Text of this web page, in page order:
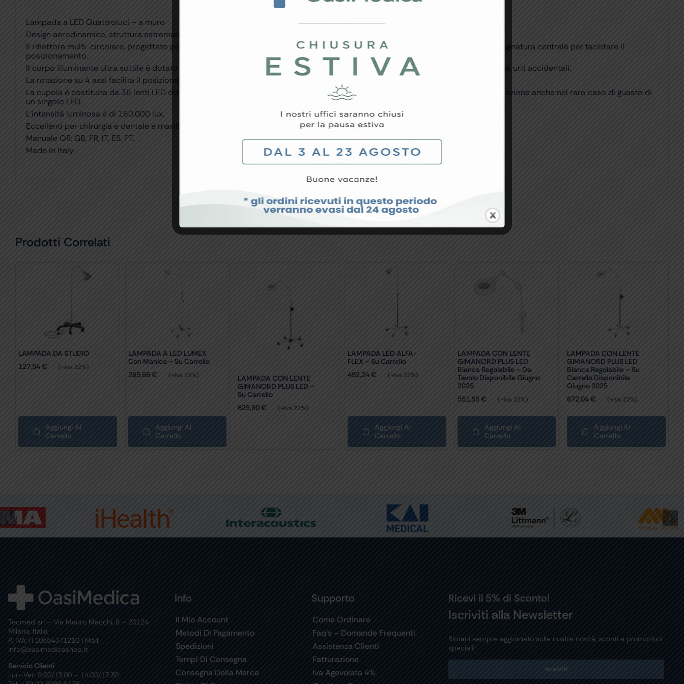
Lampada a LED Quattroluci – a muro
Design aerodinamico, struttura estremamente pratica, tecnologia avanzata, qualità e prestazioni in un’unica lampada.
Il riflettore multi-circolare, progettato per illuminare completamente l’area di lavoro eliminando tutte le ombre, è dotato di impugnatura centrale per facilitare il
posizionamento.
Il corpo illuminante ultra sottile è dotato di schermo in policarbonato ultra resistente, che garantisce protezione contro eventuali urti accidentali.
La rotazione su 4 assi facilita il posizionamento.
La cupola è costituita da 36 lenti LED disposte radialmente su 4 moduli di 9 LED ciascuno, per garantire la continuità dell’illuminazione anche nel raro caso di guasto di
un singolo LED.
L’intensità luminosa è di 160.000 lux.
Eccellenti per chirurgia e dentale e maxillofacciale e per chirurgia plastica estetica.
Manuale QR: GB, FR, IT, ES, PT.
Made in Italy.
Prodotti Correlati
LAMPADA DA STUDIO
127,54€ (+iva 22%)
Aggiungi Al
Carrello
LAMPADA A LED LUMEX
Con Manico – Su Carrello
265,66€ (+iva 22%)
Aggiungi Al
Carrello
LAMPADA CON LENTE
GIMANORD PLUS LED –
Su Carrello
625,80€ (+iva 22%)
LAMPADA LED ALFA-
FLEX – Su Carrello
492,24 € (+iva 22%)
Aggiungi Al
Carrello
LAMPADA CON LENTE
GIMANORD PLUS LED
Bianca Regolabile – Da
Tavolo Disponibile Giugno
2025
551,55€ (+iva 22%)
Aggiungi Al
Carrello
LAMPADA CON LENTE
GIMANORD PLUS LED
Bianca Regolabile – Su
Carrello Disponibile
Giugno 2025
672,04€ (+iva 22%)
Aggiungi Al
Carrello
Tecmed srl – Via Mauro Macchi, 8 – 20124
Milano, Italia
P. IVA: IT10554371210 | Mail:
info@oasimedicashop.it
Servizio Clienti
Lun-Ven 9:00/13:00 – 14:00/17:30
Info
Il Mio Account
Metodi Di Pagamento
Spedizioni
Tempi Di Consegna
Consegna Della Merce
Supporto
Come Ordinare
Faq’s – Domande Frequenti
Assistenza Clienti
Fatturazione
Iva Agevolata 4%
Ricevi il 5% di Sconto!
Iscriviti alla Newsletter
Rimani sempre aggiornato sulle nostre novità, sconti e promozioni
speciali!
Iscriviti